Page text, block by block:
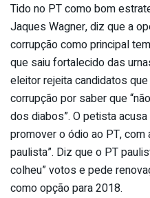
Tido no PT como bom
Jaques Wagner, diz que a
corrupção como principal
que saiu fortalecido das
eleitor rejeita candidatos
corrupção por saber que
dos diabos”. O petista
promover o ódio ao PT, com
paulista”. Diz que o PT
colheu” votos e pede
como opção para 2018.